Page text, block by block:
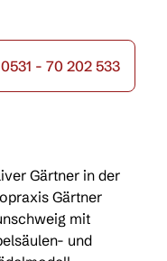
0531 - 70 202 533